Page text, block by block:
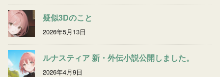
疑似3Dのこと
2026年5月13日
ルナスティア 新・外伝小説公開しました。
2026年4月9日